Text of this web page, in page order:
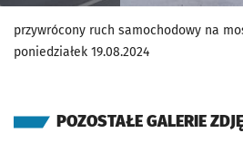
przywrócony ruch samochodowy na
poniedziałek 19.08.2024
POZOSTAŁE GALERIE